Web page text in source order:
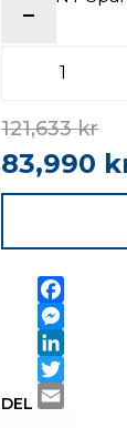
antall
121,633kr
83,990
DEL
Facebook
Messenger
LinkedIn
Twitter
Email